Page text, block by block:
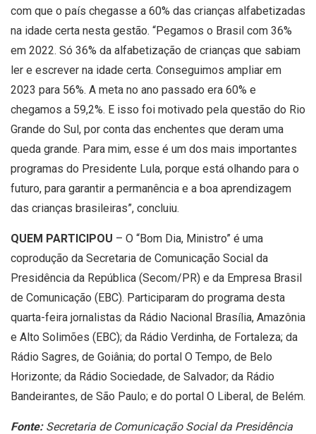
com que o país chegasse a 60% das crianças alfabetizadas
na idade certa nesta gestão. “Pegamos o Brasil com 36%
em 2022. Só 36% da alfabetização de crianças que sabiam
ler e escrever na idade certa. Conseguimos ampliar em
2023 para 56%. A meta no ano passado era 60% e
chegamos a 59,2%. E isso foi motivado pela questão do Rio
Grande do Sul, por conta das enchentes que deram uma
queda grande. Para mim, esse é um dos mais importantes
programas do Presidente Lula, porque está olhando para o
futuro, para garantir a permanência e a boa aprendizagem
das crianças brasileiras”, concluiu.
QUEM PARTICIPOU – O “Bom Dia, Ministro” é uma
coprodução da Secretaria de Comunicação Social da
Presidência da República (Secom/PR) e da Empresa Brasil
de Comunicação (EBC). Participaram do programa desta
quarta-feira jornalistas da Rádio Nacional Brasília, Amazônia
e Alto Solimões (EBC); da Rádio Verdinha, de Fortaleza; da
Rádio Sagres, de Goiânia; do portal O Tempo, de Belo
Horizonte; da Rádio Sociedade, de Salvador; da Rádio
Bandeirantes, de São Paulo; e do portal O Liberal, de Belém.
Fonte:Secretaria de Comunicação Social da Presidência